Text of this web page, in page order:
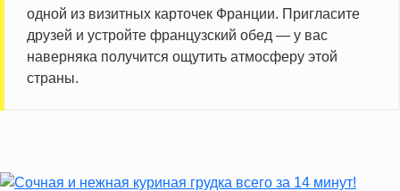
одной из визитных карточек Франции. Пригласите
друзей и устройте французский обед — у вас
наверняка получится ощутить атмосферу этой
страны.